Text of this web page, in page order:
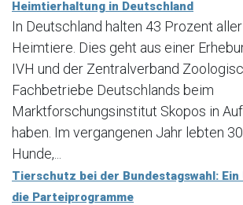
Heimtierhaltung in Deutschland
In Deutschland halten 43 Prozent
Heimtiere. Dies geht aus einer
IVH und der Zentralverband
Fachbetriebe Deutschlands beim
Marktforschungsinstitut Skopos in
haben. Im vergangenen Jahr lebten
Hunde,...
Tierschutz bei der Bundestagswahl:
die Parteiprogramme